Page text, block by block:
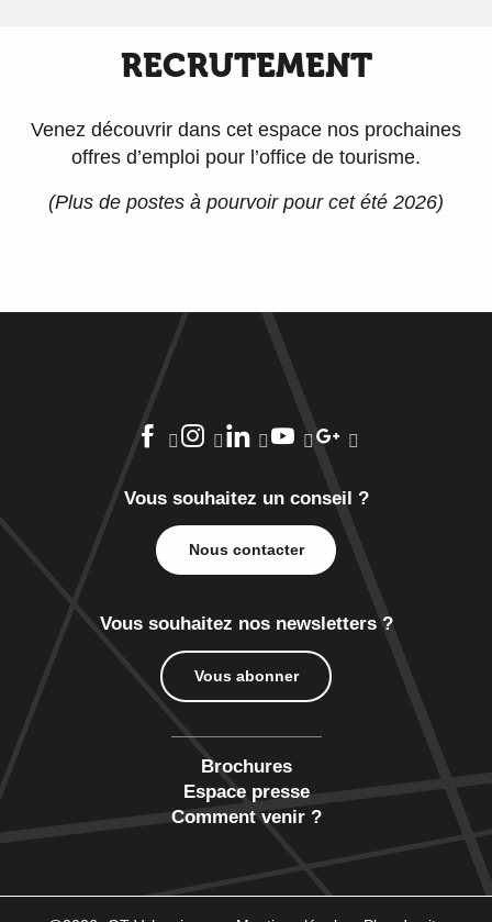
RECRUTEMENT
Venez découvrir dans cet espace nos prochaines
offres d’emploi pour l’office de tourisme.
(Plus de postes à pourvoir pour cet été 2026)
Vous souhaitez un conseil ?
Nous contacter
Vous souhaitez nos newsletters ?
Vous abonner
Brochures
Espace presse
Comment venir ?